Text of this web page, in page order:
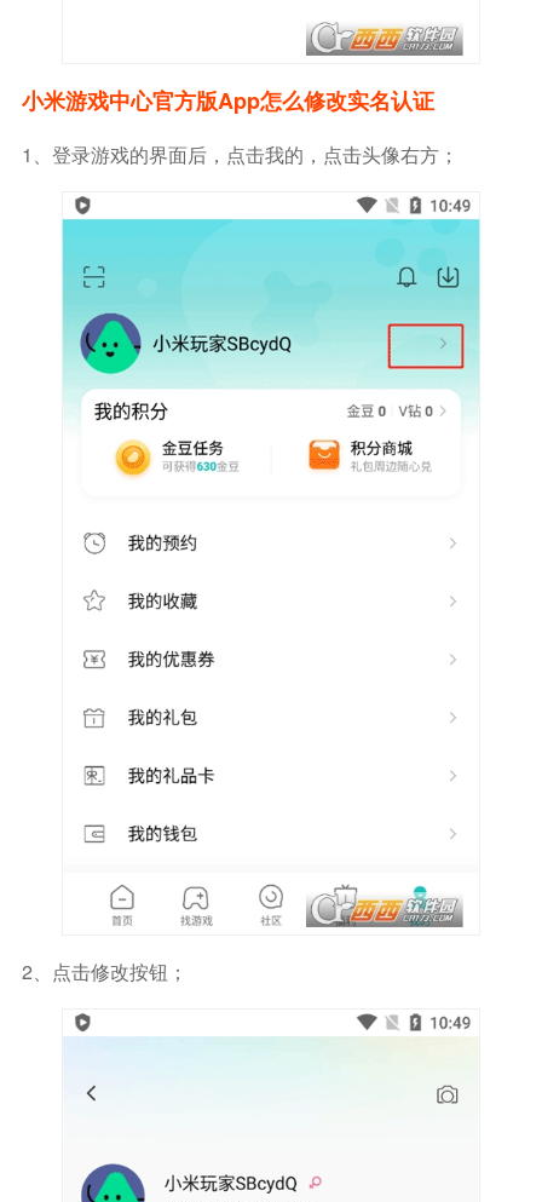
小米游戏中心官方版app怎么修改实名认证
1、登录游戏的界面后，点击我的，点击头像右方；
2、点击修改按钮；